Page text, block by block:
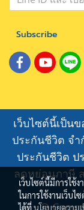
Subscribe
เว็บไซต์นี้เป็น
ประกันชีวิต จ
ประกันชีวิต
ลดหย่อนภาษี
@
เว็บไซต์นี้มีการใช้
ในการใช้งานเว็บ
ได้ที่นโยบายความ